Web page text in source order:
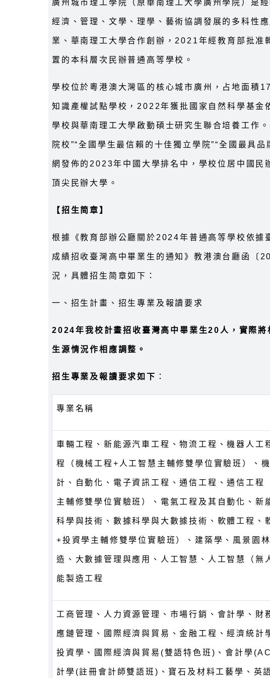
廣州城市理工學院（原華南理工大學廣州學院）是
經濟、管理、文學、理學、藝術協調發展的多科性
業、華南理工大學合作創辦，2021年經教育部批准
置的本科層次民辦普通高等學校。
學校位於粵港澳大灣區的核心城市廣州，占地面積
知識產權試點學校，2022年獲批國家自然科學基金
學校與華南理工大學啟動碩士研究生聯合培養工作
院校”“全國學生最信賴的十佳獨立學院”“全國最具
網發佈的2023年中國大學排名中，學校位居中國民
頂尖民辦大學。
【招生简章】
根據《教育部辦公廳關於2024年普通高等學校依據
成績招收臺灣高中畢業生的通知》教港澳台廳函〔
況，具體招生简章如下：
一、招生計畫、招生專業及報讀要求
2024年我校計畫招收臺灣高中畢業生20人，實際將
生源情況作相應調整。
招生專業及報讀要求如下 ：
專業名稱
車輛工程、新能源汽車工程、物流工程、機器人工
程（機械工程+人工智慧主輔修雙學位實驗班）、
計、自動化、電子資訊工程、通信工程、通信工程
主輔修雙學位實驗班）、電氣工程及其自動化、新
科學與技術、數據科學與大數據技術、軟體工程、
+投資學主輔修雙學位實驗班）、建築學、風景園
造、大數據管理與應用、人工智慧、人工智慧（無
能製造工程
工商管理、人力資源管理、市場行銷、會計學、財
應鏈管理、國際經濟與貿易、金融工程、經濟統計
投資學、國際經濟與貿易(雙語特色班)、會計學
計學(註冊會計師雙語班)、寶石及材料工藝學、英